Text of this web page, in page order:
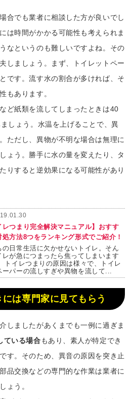
合でも業者に相談した方が良いでし
は時間がかかる可能性も考えられま
なというのも難しいですよね。その
しましょう。まず、トイレットペー
です。流す水の割合が多ければ、そ
もあります。
ど紙類を流してしまったときは40
しょう。水温を上げることで、異
ただし、異物が不明な場合は無理に
ょう。勝手に水の量を変えたり、タ
りすると逆効果になる可能性があり
レつまり完全解決マニュアル】おすす
処方法8つをランキング形式でご紹介！
の日常生活に欠かせないトイレ。そん
レが急につまったら焦ってしまいます
トイレつまりの原因は様々で、トイレ
ーパーの流しすぎや異物を流して...
は専門家に見てもらう
しましたがあくまでも一例に過ぎま
ている場合もあり、素人が特定でき
す。そのため、異音の原因を突き止
品交換などの専門的な作業は業者に
ょう。